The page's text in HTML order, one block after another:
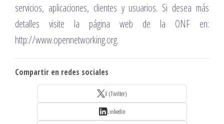
servicios, aplicaciones, clientes y usuarios. Si desea más
detalles visite la página web de la ONF en:
http://www.opennetworking.org.
Compartir en redes sociales
X (Twitter)
LinkedIn